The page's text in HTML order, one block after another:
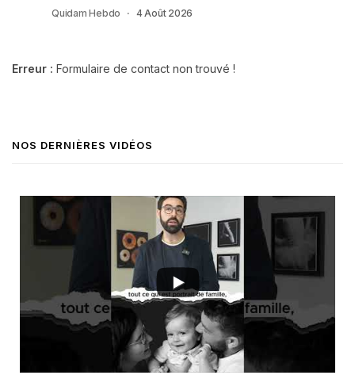
Quidam Hebdo 4 Août 2026
Erreur : Formulaire de contact non trouvé !
NOS DERNIÈRES VIDÉOS